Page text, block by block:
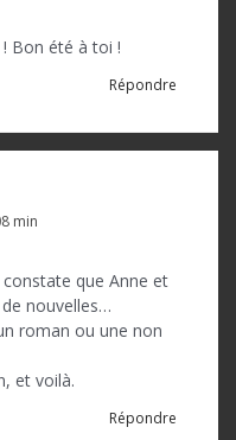
Bon été à toi !
Répondre
min
constate que Anne et
nouvelles…
roman ou une non
et voilà.
Répondre